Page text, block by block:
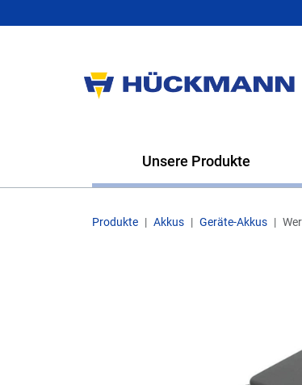
Unsere Produkte
Produkte Akkus Geräte-Akkus